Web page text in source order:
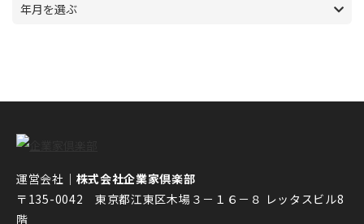
年月を選ぶ
運営会社｜ 株式会社企業家倶楽部
〒135-0042 東京都江東区木場３－１６－８ レッタスビル8
階